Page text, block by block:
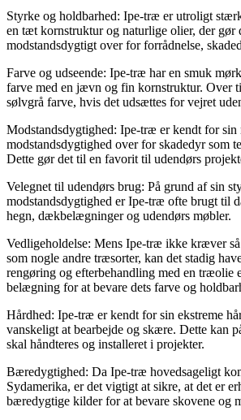
Styrke og holdbarhed: Ipe-træ er utroligt
en tæt kornstruktur og naturlige olier, der gør
modstandsdygtigt over for forrådnelse,
Farve og udseende: Ipe-træ har en smuk
farve med en jævn og fin kornstruktur. Over
sølvgrå farve, hvis det udsættes for vejret
Modstandsdygtighed: Ipe-træ er kendt for sin
modstandsdygtighed over for skadedyr som
Dette gør det til en favorit til udendørs
Velegnet til udendørs brug: På grund af sin
modstandsdygtighed er Ipe-træ ofte brugt til
hegn, dækbelægninger og udendørs møbler.
Vedligeholdelse: Mens Ipe-træ ikke kræver
som nogle andre træsorter, kan det stadig
rengøring og efterbehandling med en træolie
belægning for at bevare dets farve og
Hårdhed: Ipe-træ er kendt for sin ekstreme
vanskeligt at bearbejde og skære. Dette kan
skal håndteres og installeret i projekter.
Bæredygtighed: Da Ipe-træ hovedsageligt
Sydamerika, er det vigtigt at sikre, at det er
bæredygtige kilder for at bevare skovene og